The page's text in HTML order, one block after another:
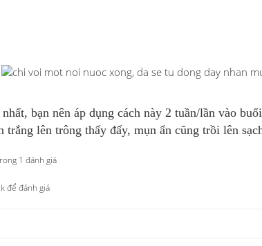
bạn nên áp dụng cách này 2 tuần/lần vào
trắng lên trông thấy đấy, mụn ẩn cũng trồi lên
1 đánh giá
để đánh giá